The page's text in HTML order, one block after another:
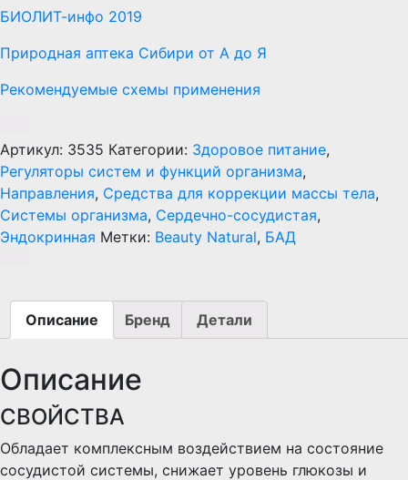
БИОЛИТ-инфо 2019
Природная аптека Сибири от А до Я
Рекомендуемые схемы применения
Артикул: 3535 Категории: Здоровое питание,
Регуляторы систем и функций организма,
Направления, Средства для коррекции массы тела,
Системы организма, Сердечно-сосудистая,
Эндокринная Метки: Beauty Natural, БАД
Описание Бренд Детали
Описание
СВОЙСТВА
Обладает комплексным воздействием на состояние
сосудистой системы, снижает уровень глюкозы и